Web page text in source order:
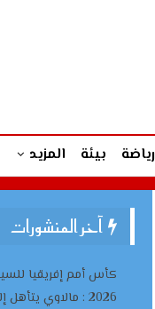
رياضة بيئة المزيد
آخر المنشورات
كأس أمم إفريقيا
2026 : مالاوي